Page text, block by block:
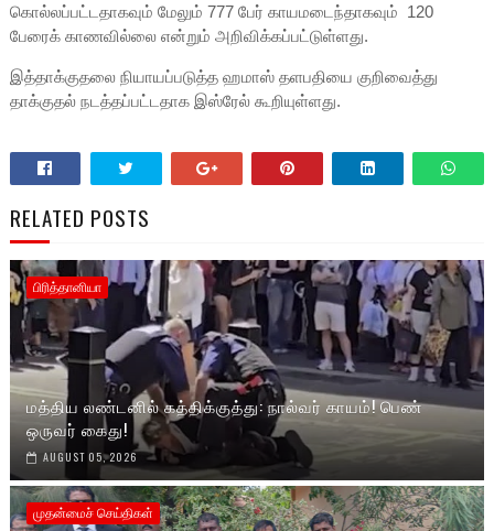
கொல்லப்பட்டதாகவும் மேலும் 777 பேர் காயமடைந்தாகவும் 120
பேரைக் காணவில்லை என்றும் அறிவிக்கப்பட்டுள்ளது.
இத்தாக்குதலை நியாயப்படுத்த ஹமாஸ் தளபதியை குறிவைத்து
தாக்குதல் நடத்தப்பட்டதாக இஸ்ரேல் கூறியுள்ளது.
RELATED POSTS
பிரித்தானியா
மத்திய லண்டனில் கத்திக்குத்து: நால்வர் காயம்! பெண்
ஒருவர் கைது!
AUGUST 05, 2026
முதன்மைச் செய்திகள்